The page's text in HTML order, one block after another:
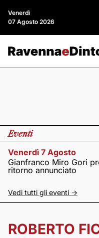
Venerdì
07 Agosto 2026
Eventi
Venerdì 7 Agosto
Gianfranco Miro Gori
ritorno annunciato
Vedi tutti gli eventi ->
ROBERTO